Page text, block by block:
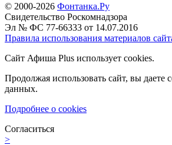
© 2000-2026 Фонтанка.Ру
Свидетельство Роскомнадзора
Эл № ФС 77-66333 от 14.07.2016
Правила использования материалов
Сайт Афиша Plus использует cookies.
Продолжая использовать сайт, вы даете
данных.
Подробнее о cookies
Согласиться
>